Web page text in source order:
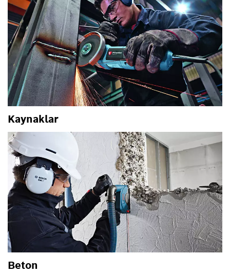
Kaynaklar
Beton